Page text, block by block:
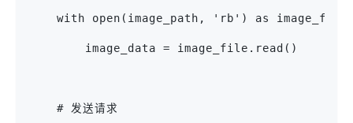
with open(image_path, 'rb') as
        image_data = image_file.read()
    # 发送请求